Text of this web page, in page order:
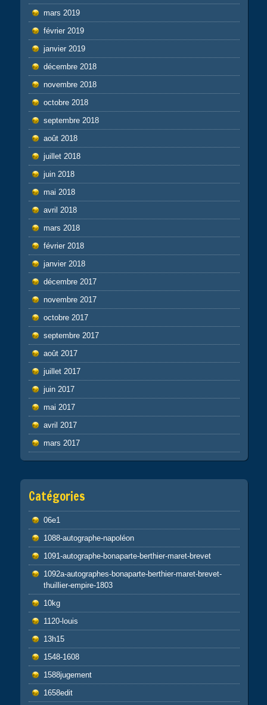
mars 2019
février 2019
janvier 2019
décembre 2018
novembre 2018
octobre 2018
septembre 2018
août 2018
juillet 2018
juin 2018
mai 2018
avril 2018
mars 2018
février 2018
janvier 2018
décembre 2017
novembre 2017
octobre 2017
septembre 2017
août 2017
juillet 2017
juin 2017
mai 2017
avril 2017
mars 2017
Catégories
06e1
1088-autographe-napoléon
1091-autographe-bonaparte-berthier-maret-brevet
1092a-autographes-bonaparte-berthier-maret-brevet-
thuillier-empire-1803
10kg
1120-louis
13h15
1548-1608
1588jugement
1658edit